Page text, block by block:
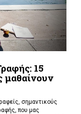
15
μαθαίνουν
σημαντικούς
που μας